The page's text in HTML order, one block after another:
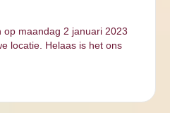
op maandag 2 januari 2023
locatie. Helaas is het ons